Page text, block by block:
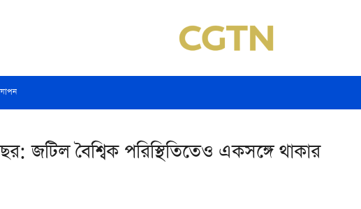
জটিল বৈশ্বিক পরিস্থিতিতেও একসঙ্গে থাকার